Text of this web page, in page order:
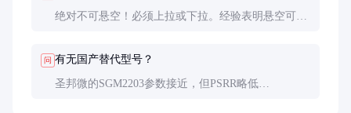
绝对不可悬空！必须上拉或下拉。经验表明悬空可能
问 有无国产替代型号？
圣邦微的SGM2203参数接近，但PSRR略低